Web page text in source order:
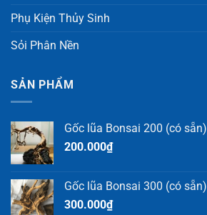
Phụ Kiện Thủy Sinh
Sỏi Phân Nền
SẢN PHẨM
Gốc lũa Bonsai 200 (có sẵn)
200.000₫
Gốc lũa Bonsai 300 (có sẵn)
300.000₫